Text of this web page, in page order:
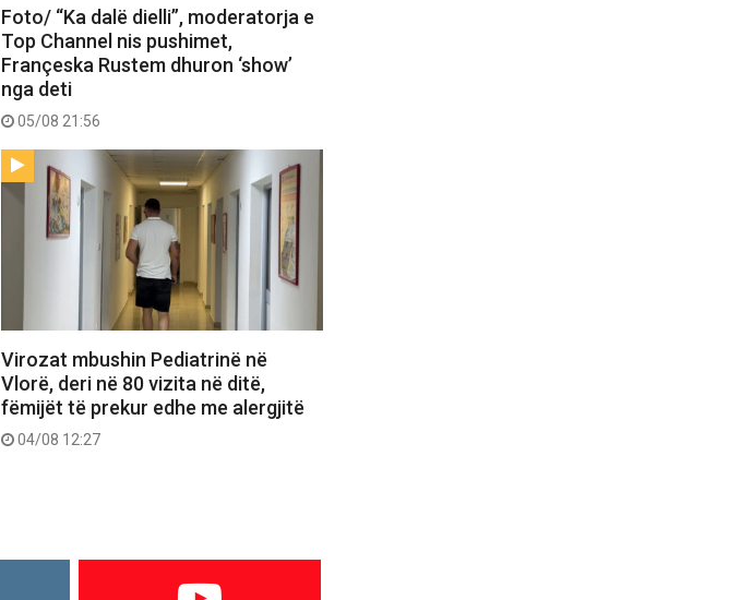
Foto/ “Ka dalë dielli”, moderatorja e
Top Channel nis pushimet,
Françeska Rustem dhuron ‘show’
nga deti
05/08 21:56
Virozat mbushin Pediatrinë në
Vlorë, deri në 80 vizita në ditë,
fëmijët të prekur edhe me alergjitë
04/08 12:27